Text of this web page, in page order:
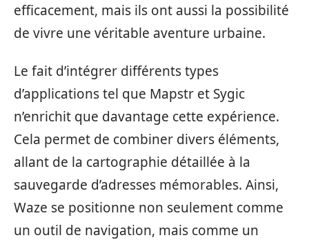
efficacement, mais ils ont aussi la possibilité
de vivre une véritable aventure urbaine.
Le fait d’intégrer différents types
d’applications tel que Mapstr et Sygic
n’enrichit que davantage cette expérience.
Cela permet de combiner divers éléments,
allant de la cartographie détaillée à la
sauvegarde d’adresses mémorables. Ainsi,
Waze se positionne non seulement comme
un outil de navigation, mais comme un